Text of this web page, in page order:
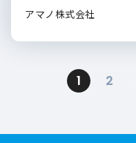
アマノ株式会社
1 2